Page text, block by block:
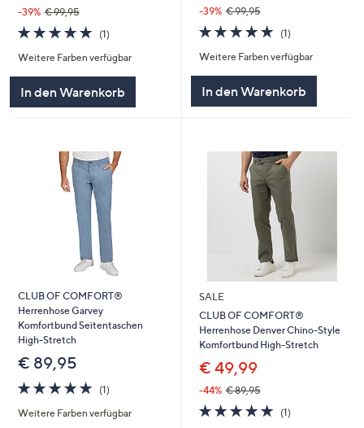
-39% € 99,95
5.0
von
5
(1)
Weitere Farben verfügbar
In den Warenkorb
-39% € 99,95
5.0
von
5
(1)1
Weitere Farben verfügbar
In den Warenkorb
CLUB OF COMFORT®
Herrenhose Garvey
Komfortbund Seitentaschen
High-Stretch
€ 89,95
5.0
von
5
(1)
Weitere Farben verfügbar
SALE
CLUB OF COMFORT®
Herrenhose Denver Chino-Style
Komfortbund High-Stretch
€ 49,99
-44% € 89,95
5.0
von
(1)